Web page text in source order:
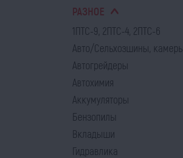
РАЗНОЕ
1ПТС-9, 2ПТС-4, 2ПТС-6
Авто/Сельхозшины, камеры
Автогрейдеры
Автохимия
Аккумуляторы
Бензопилы
Вкладыши
Гидравлика